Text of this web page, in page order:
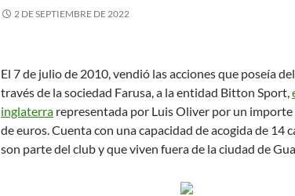
2 DE SEPTIEMBRE DE 2022
El 7 de julio de 2010, vendió las acciones que poseía
través de la sociedad Farusa, a la entidad Bitton Sport,
inglaterra representada por Luis Oliver por un
de euros. Cuenta con una capacidad de acogida de 14
son parte del club y que viven fuera de la ciudad de